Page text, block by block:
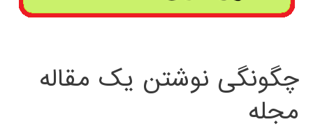
چگونگی نوشتن یک مقاله
مجله